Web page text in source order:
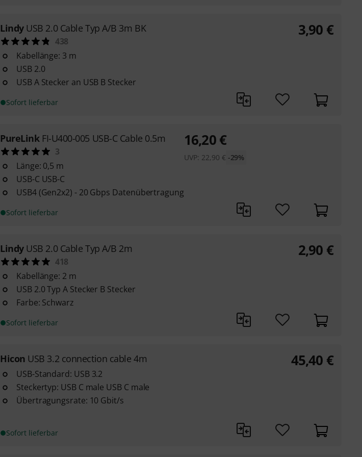
Lindy USB 2.0 Cable Typ A/B 3m BK
438
Kabellänge: 3 m
USB 2.0
USB A Stecker an USB B Stecker
Sofort lieferbar
3,90 €
PureLink FI-U400-005 USB-C Cable 0.5m
3
Länge: 0,5 m
USB-C USB-C
USB4 (Gen2x2) - 20 Gbps Datenübertragung
Sofort lieferbar
16,20 €
UVP: 22,90 € -29%
Lindy USB 2.0 Cable Typ A/B 2m
418
Kabellänge: 2 m
USB 2.0 Typ A Stecker B Stecker
Farbe: Schwarz
Sofort lieferbar
2,90 €
Hicon USB 3.2 connection cable 4m
USB-Standard: USB 3.2
Steckertyp: USB C male USB C male
Übertragungsrate: 10 Gbit/s
Sofort lieferbar
45,40 €